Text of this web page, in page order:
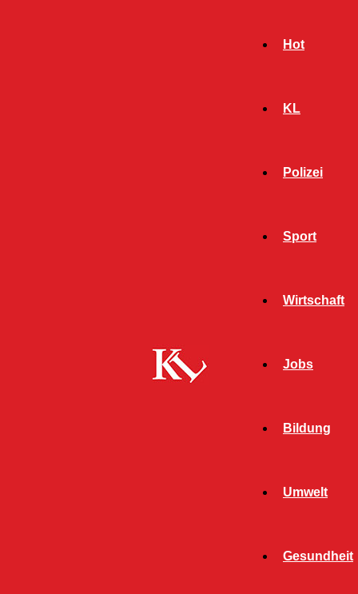
Hot
KL
Polizei
Sport
Wirtschaft
Jobs
Bildung
Umwelt
Gesundheit